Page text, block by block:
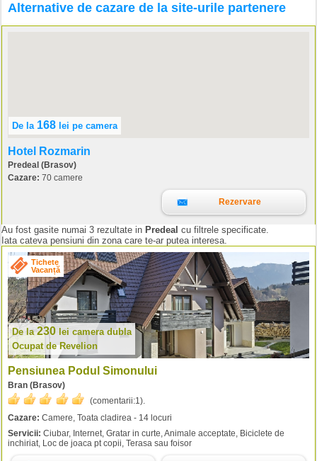
Alternative de cazare de la site-urile partenere
De la 168 lei pe camera
Hotel Rozmarin
Predeal (Brasov)
Cazare: 70 camere
Rezervare
Au fost gasite numai 3 rezultate in Predeal cu filtrele specificate.
Iata cateva pensiuni din zona care te-ar putea interesa.
Tichete
Vacanță
De la230 lei camera dubla
Ocupat de Revelion
Pensiunea Podul Simonului
Bran (Brasov)
(comentarii:1).
Cazare: Camere, Toata cladirea - 14 locuri
Servicii: Ciubar, Internet, Gratar in curte, Animale acceptate, Biciclete de
inchiriat, Loc de joaca pt copii, Terasa sau foisor